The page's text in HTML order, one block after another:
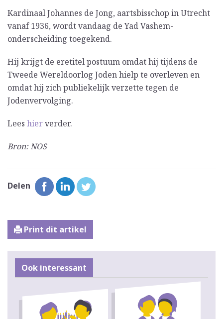
Kardinaal Johannes de Jong, aartsbisschop in Utrecht
vanaf 1936, wordt vandaag de Yad Vashem-
onderscheiding toegekend.
Hij krijgt de eretitel postuum omdat hij tijdens de
Tweede Wereldoorlog Joden hielp te overleven en
omdat hij zich publiekelijk verzette tegen de
Jodenvervolging.
Lees hierverder.
Bron: NOS
Delen
Print dit artikel
Ook interessant